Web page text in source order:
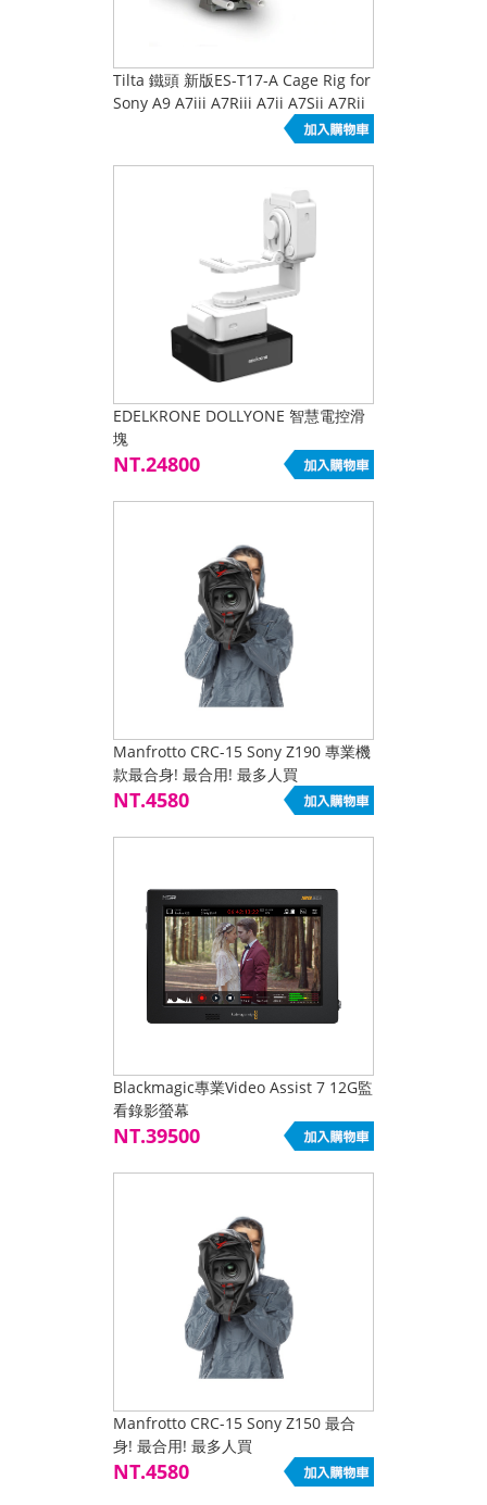
Tilta 鐵頭 新版ES-T17-A Cage Rig for
Sony A9 A7iii A7Riii A7ii A7Sii A7Rii
EDELKRONE DOLLYONE 智慧電控滑
塊
NT.24800
Manfrotto CRC-15 Sony Z190 專業機
款最合身! 最合用! 最多人買
NT.4580
Blackmagic專業Video Assist 7 12G監
看錄影螢幕
NT.39500
Manfrotto CRC-15 Sony Z150 最合
身! 最合用! 最多人買
NT.4580